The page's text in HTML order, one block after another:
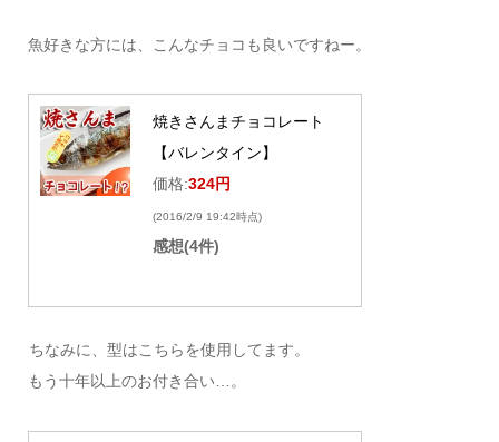
魚好きな方には、こんなチョコも良いですねー。
焼きさんまチョコレート
【バレンタイン】
価格:324円
(2016/2/9 19:42時点)
感想(4件)
ちなみに、型はこちらを使用してます。
もう十年以上のお付き合い…。